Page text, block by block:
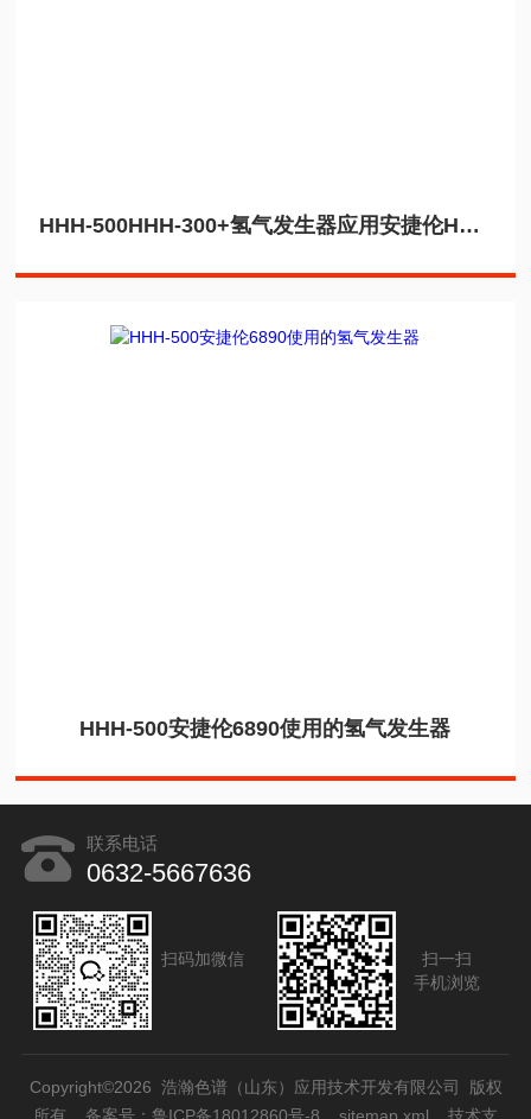
HHH-500HHH-300+氢气发生器应用安捷伦HP-4890
HHH-500安捷伦6890使用的氢气发生器
联系电话
0632-5667636
扫码加微信
扫一扫
手机浏览
Copyright©2026 浩瀚色谱（山东）应用技术开发有限公司 版权